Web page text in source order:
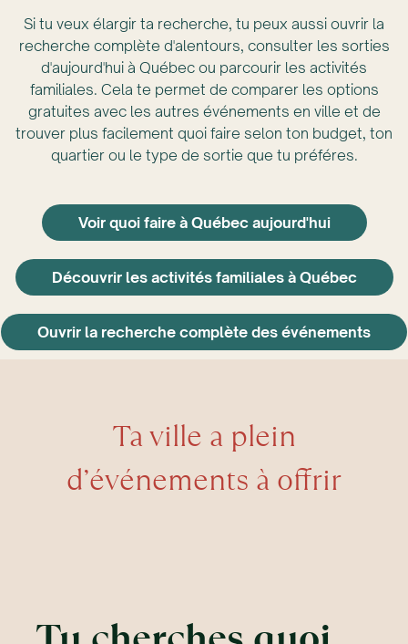
Si tu veux élargir ta recherche, tu peux aussi ouvrir la
recherche complète d'alentours, consulter les sorties
d'aujourd'hui à Québec ou parcourir les activités
familiales. Cela te permet de comparer les options
gratuites avec les autres événements en ville et de
trouver plus facilement quoi faire selon ton budget, ton
quartier ou le type de sortie que tu préféres.
Voir quoi faire à Québec aujourd'hui
Découvrir les activités familiales à Québec
Ouvrir la recherche complète des événements
Ta ville a plein
d’événements à offrir